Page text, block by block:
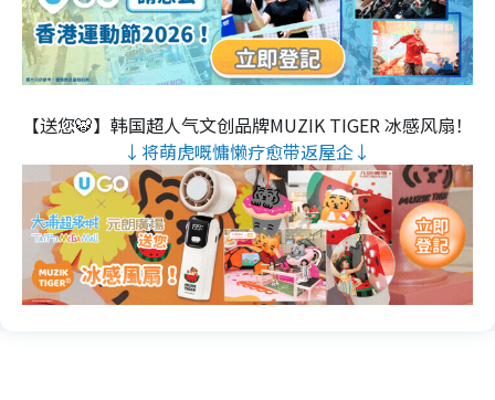
【送您🐯】韩国超人气文创品牌MUZIK TIGER 冰感风扇！
↓将萌虎嘅慵懒疗愈带返屋企↓